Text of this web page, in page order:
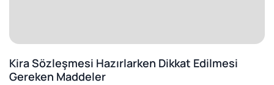
Kira Sözleşmesi Hazırlarken Dikkat Edilmesi
Gereken Maddeler